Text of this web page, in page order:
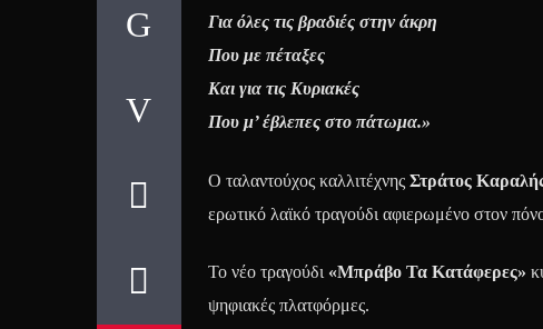
Για όλες τις βραδιές στην άκρη
Που με πέταξες
Και για τις Κυριακές
Που μ’ έβλεπες στο πάτωμα.»
Ο ταλαντούχος καλλιτέχνης Στράτος
ερωτικό λαϊκό τραγούδι αφιερωμένο στον
Το νέο τραγούδι «Μπράβο Τα Κατάφερες»
ψηφιακές πλατφόρμες.